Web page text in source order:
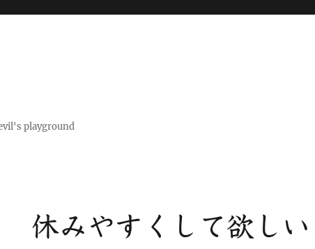
playground
休みやすくして欲しい